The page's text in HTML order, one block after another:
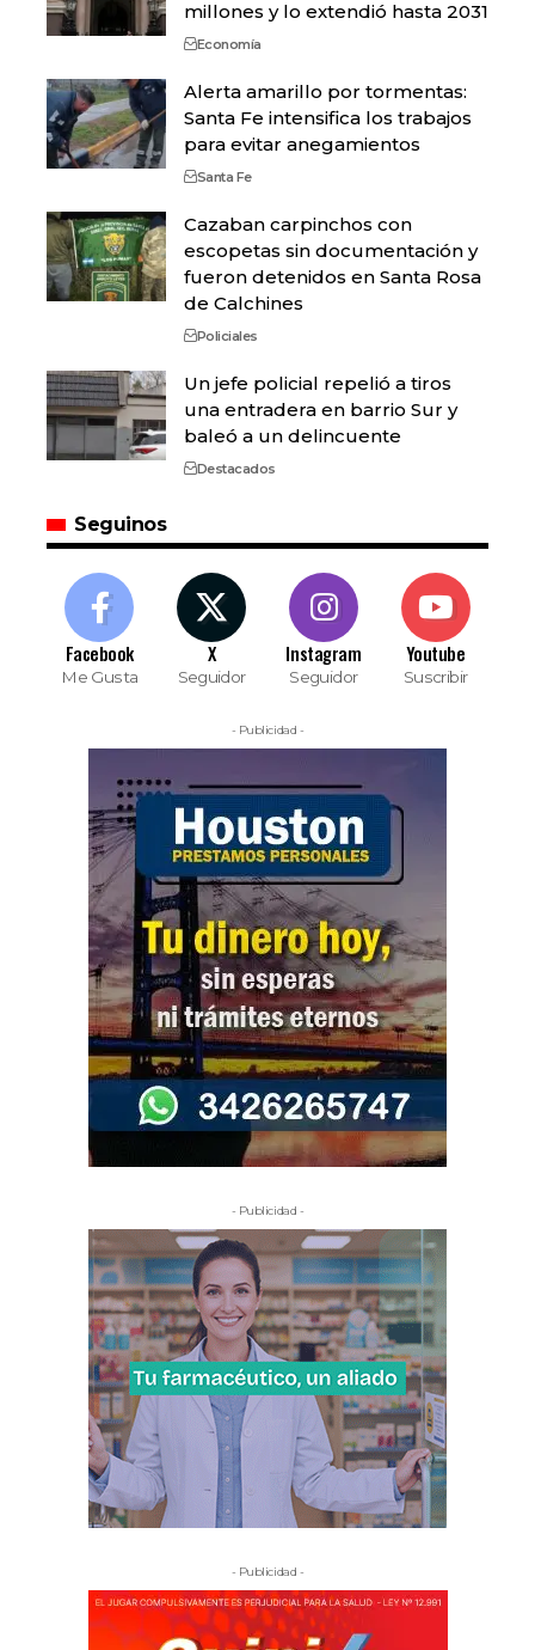
millones y lo extendió hasta 2031
Economía
Alerta amarillo por tormentas:
Santa Fe intensifica los trabajos
para evitar anegamientos
Santa Fe
Cazaban carpinchos con
escopetas sin documentación y
fueron detenidos en Santa Rosa
de Calchines
Policiales
Un jefe policial repelió a tiros
una entradera en barrio Sur y
baleó a un delincuente
Destacados
Seguinos
Facebook
Me Gusta
X
Seguidor
Instagram
Seguidor
Youtube
Suscribir
- Publicidad -
- Publicidad -
- Publicidad -